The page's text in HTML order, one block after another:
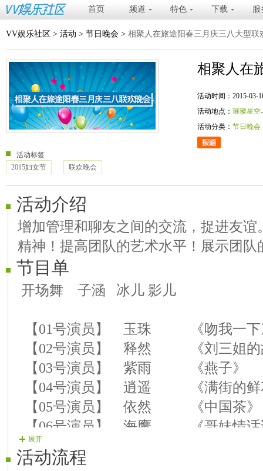
首页 频道 特色 下载 服
VV娱乐社区 > 活动 > 节日晚会 > 相聚人在旅途阳春三月庆三八大型联
相聚人在
活动时间：2015-03-
活动地点： 璀璨星空
活动分类： 节日晚会
活动标签
2015妇女节
联欢晚会
活动介绍
增加管理和聊友之间的交流，捉进友
精神！提高团队的艺术水平！展示团队
节目单
开场舞 子涵 冰儿 影儿
【01号演员】 玉珠 《吻我一下
【02号演员】 释然 《刘三姐的
【03号演员】 紫雨 《燕子》
【04号演员】 逍遥 《满街
【05号演员】 依然 《中国茶》
【06号演员】 海鹰 《哥妹情话
【07号演员】 草原 《女人花》
展开
活动流程